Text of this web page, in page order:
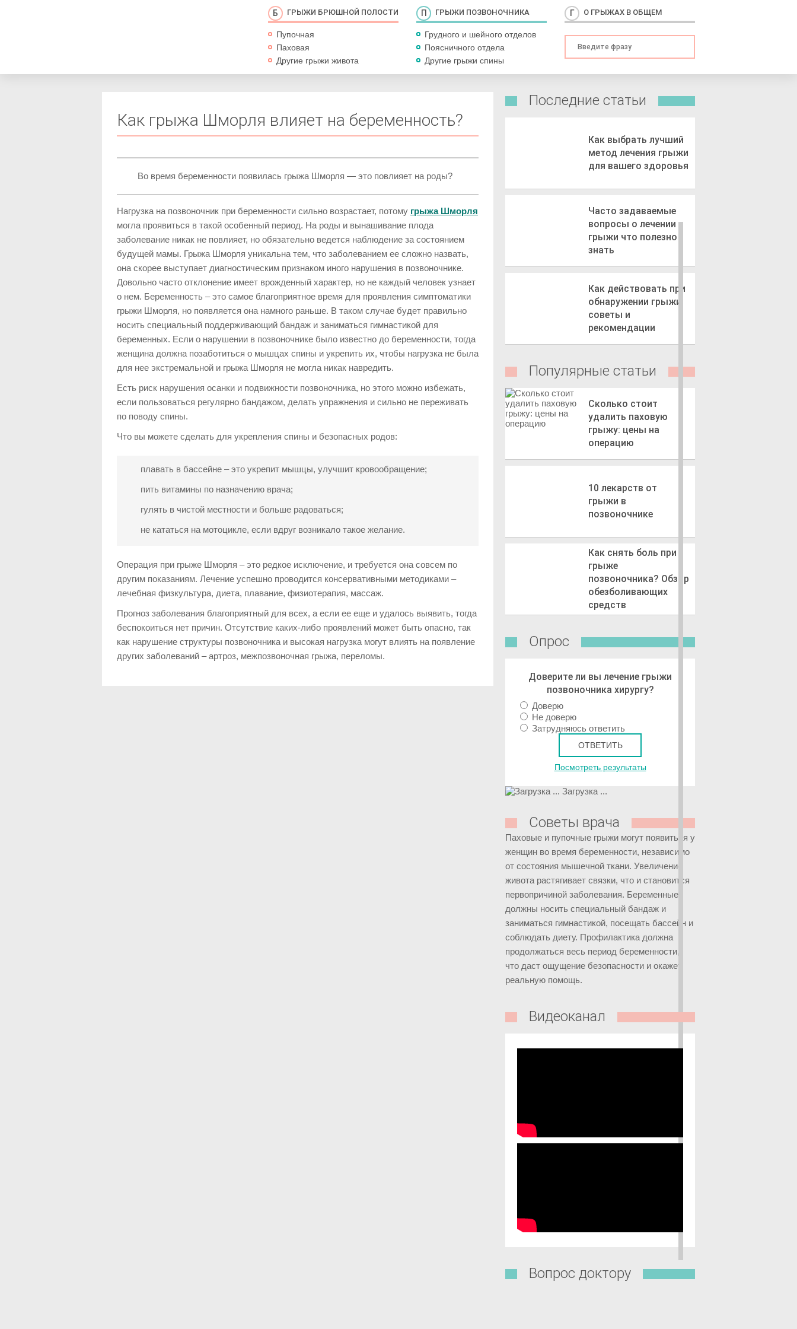
ГРЫЖИ БРЮШНОЙ ПОЛОСТИ
Пупочная
Паховая
Другие грыжи живота
ГРЫЖИ ПОЗВОНОЧНИКА
Грудного и шейного отделов
Поясничного отдела
Другие грыжи спины
О ГРЫЖАХ В ОБЩЕМ
Как грыжа Шморля влияет на беременность?
Во время беременности появилась грыжа Шморля — это повлияет на роды?
Нагрузка на позвоночник при беременности сильно возрастает, потому грыжа Шморля
могла проявиться в такой особенный период. На роды и вынашивание плода
заболевание никак не повлияет, но обязательно ведется наблюдение за состоянием
будущей мамы. Грыжа Шморля уникальна тем, что заболеванием ее сложно назвать,
она скорее выступает диагностическим признаком иного нарушения в позвоночнике.
Довольно часто отклонение имеет врожденный характер, но не каждый человек узнает
о нем. Беременность – это самое благоприятное время для проявления симптоматики
грыжи Шморля, но появляется она намного раньше. В таком случае будет правильно
носить специальный поддерживающий бандаж и заниматься гимнастикой для
беременных. Если о нарушении в позвоночнике было известно до беременности, тогда
женщина должна позаботиться о мышцах спины и укрепить их, чтобы нагрузка не была
для нее экстремальной и грыжа Шморля не могла никак навредить.
Есть риск нарушения осанки и подвижности позвоночника, но этого можно избежать,
если пользоваться регулярно бандажом, делать упражнения и сильно не переживать
по поводу спины.
Что вы можете сделать для укрепления спины и безопасных родов:
плавать в бассейне – это укрепит мышцы, улучшит кровообращение;
пить витамины по назначению врача;
гулять в чистой местности и больше радоваться;
не кататься на мотоцикле, если вдруг возникало такое желание.
Операция при грыже Шморля – это редкое исключение, и требуется она совсем по
другим показаниям. Лечение успешно проводится консервативными методиками –
лечебная физкультура, диета, плавание, физиотерапия, массаж.
Прогноз заболевания благоприятный для всех, а если ее еще и удалось выявить, тогда
беспокоиться нет причин. Отсутствие каких-либо проявлений может быть опасно, так
как нарушение структуры позвоночника и высокая нагрузка могут влиять на появление
других заболеваний – артроз, межпозвоночная грыжа, переломы.
Последние статьи
Как выбрать лучший
метод лечения грыжи
для вашего здоровья
Часто задаваемые
вопросы о лечении
грыжи что полезно
знать
Как действовать при
обнаружении грыжи
советы и
рекомендации
Популярные статьи
Сколько стоит
удалить паховую
грыжу: цены на
операцию
10 лекарств от
грыжи в
позвоночнике
Как снять боль при
грыже
позвоночника? Обзор
обезболивающих
средств
Опрос
Доверите ли вы лечение грыжи
позвоночника хирургу?
Доверю
Не доверю
Затрудняюсь ответить
Посмотреть результаты
Загрузка ...
Советы врача
Паховые и пупочные грыжи могут появиться у
женщин во время беременности, независимо
от состояния мышечной ткани. Увеличение
живота растягивает связки, что и становится
первопричиной заболевания. Беременные
должны носить специальный бандаж и
заниматься гимнастикой, посещать бассейн и
соблюдать диету. Профилактика должна
продолжаться весь период беременности,
что даст ощущение безопасности и окажет
реальную помощь.
Видеоканал
Вопрос доктору